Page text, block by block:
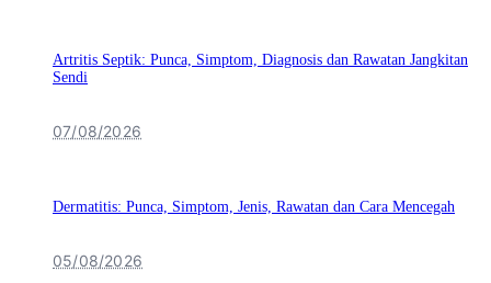
Artritis Septik: Punca, Simptom, Diagnosis dan Rawatan Jangkitan
Sendi
07/08/2026
Dermatitis: Punca, Simptom, Jenis, Rawatan dan Cara Mencegah
05/08/2026